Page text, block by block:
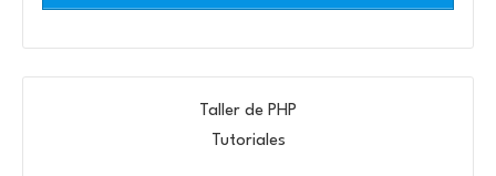
Taller de PHP
Tutoriales